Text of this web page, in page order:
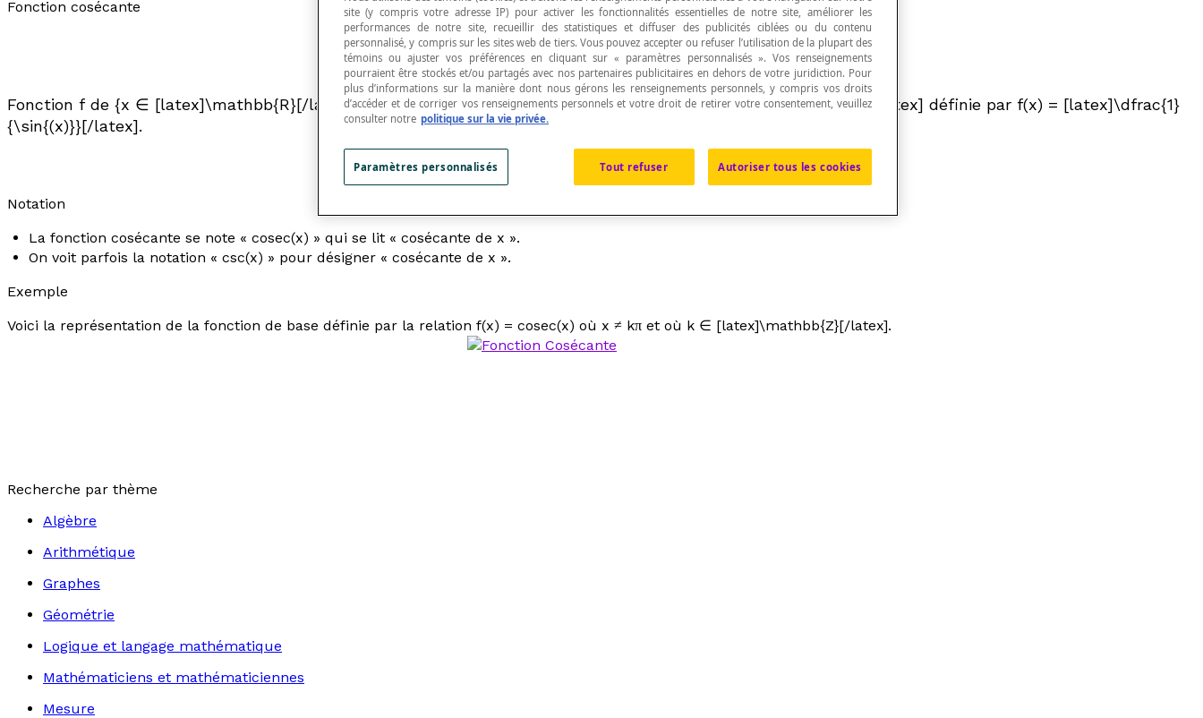
Fonction cosécante
Fonction fde {x ∈ [latex]\mathbb{R}[/latex] |x≠kπ oùk∈[latex]\mathbb{Z}[/latex]} dans [latex]\mathbb{R}[/latex] définie par f(x) = [latex]\dfrac{1}
{\sin{(x)}}[/latex].
Notation
La fonction cosécante se note « cosec(x) » qui se lit « cosécante de x ».
On voit parfois la notation « csc(x) » pour désigner « cosécante de x ».
Exemple
Voici la représentation de la fonction de base définie par la relation f(x) = cosec(x) où x ≠ kπ et où k ∈ [latex]\mathbb{Z}[/latex].
Recherche par thème
Algèbre
Arithmétique
Graphes
Géométrie
Logique et langage mathématique
Mathématiciens et mathématiciennes
Mesure
site (y compris votre adresse IP) pour activer les fonctionnalités essentielles de notre site, améliorer les
performances de notre site, recueillir des statistiques et diffuser des publicités ciblées ou du contenu
personnalisé, y compris sur les sites web de tiers. Vous pouvez accepter ou refuser l’utilisation de la plupart des
témoins ou ajuster vos préférences en cliquant sur « paramètres personnalisés ». Vos renseignements
pourraient être stockés et/ou partagés avec nos partenaires publicitaires en dehors de votre juridiction. Pour
plus d’informations sur la manière dont nous gérons les renseignements personnels, y compris vos droits
d’accéder et de corriger vos renseignements personnels et votre droit de retirer votre consentement, veuillez
consulter notre politique sur la vie privée.
Tout refuser Autoriser tous les cookies
Paramètres personnalisés